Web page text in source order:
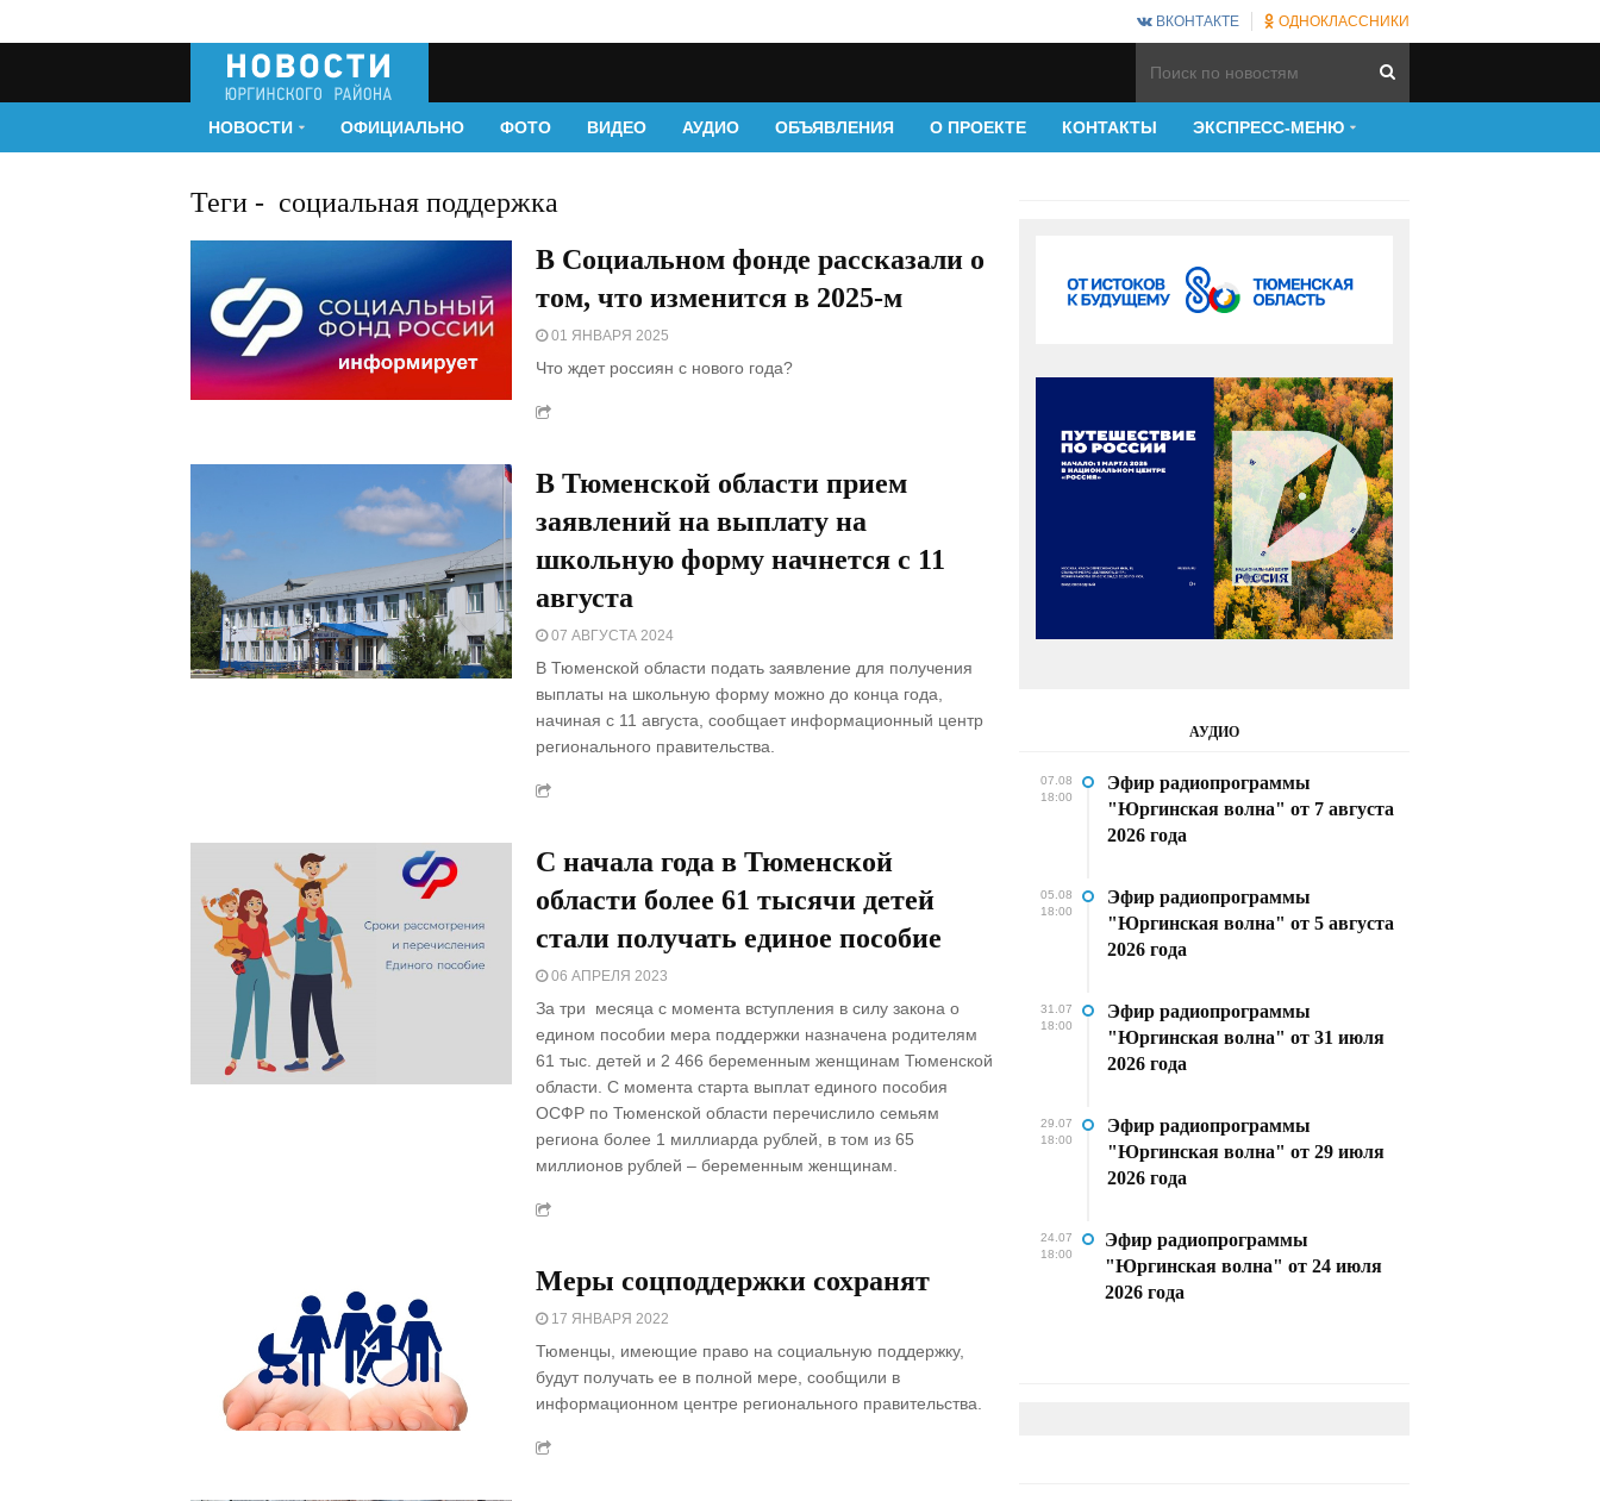
ВКОНТАКТЕ ОДНОКЛАССНИКИ
НОВОСТИ ОФИЦИАЛЬНО ФОТО ВИДЕО АУДИО ОБЪЯВЛЕНИЯ О ПРОЕКТЕ КОНТАКТЫ ЭКСПРЕСС-МЕНЮ
Теги - социальная поддержка
В Социальном фонде рассказали о
том, что изменится в 2025-м
01 ЯНВАРЯ 2025
Что ждет россиян с нового года?
В Тюменской области прием
заявлений на выплату на
школьную форму начнется с 11
августа
07 АВГУСТА 2024
В Тюменской области подать заявление для получения
выплаты на школьную форму можно до конца года,
начиная с 11 августа, сообщает информационный центр
регионального правительства.
С начала года в Тюменской
области более 61 тысячи детей
стали получать единое пособие
06 АПРЕЛЯ 2023
За три месяца с момента вступления в силу закона о
едином пособии мера поддержки назначена родителям
61 тыс. детей и 2 466 беременным женщинам Тюменской
области. С момента старта выплат единого пособия
ОСФР по Тюменской области перечислило семьям
региона более 1 миллиарда рублей, в том из 65
миллионов рублей – беременным женщинам.
Меры соцподдержки сохранят
17 ЯНВАРЯ 2022
Тюменцы, имеющие право на социальную поддержку,
будут получать ее в полной мере, сообщили в
информационном центре регионального правительства.
АУДИО
07.08
18:00
Эфир радиопрограммы
"Юргинская волна" от 7 августа
2026 года
05.08
18:00
Эфир радиопрограммы
"Юргинская волна" от 5 августа
2026 года
31.07
18:00
Эфир радиопрограммы
"Юргинская волна" от 31 июля
2026 года
29.07
18:00
Эфир радиопрограммы
"Юргинская волна" от 29 июля
2026 года
24.07
18:00
Эфир радиопрограммы
"Юргинская волна" от 24 июля
2026 года